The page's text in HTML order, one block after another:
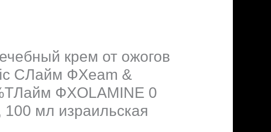
крем от ожогов
CЛайм ФХeam &
ФХOLAMINE 0
мл израильская